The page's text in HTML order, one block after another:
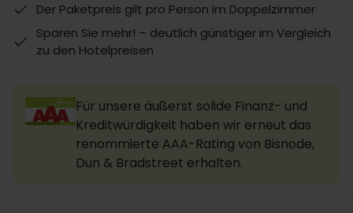
Der Paketpreis gilt pro Person im Doppelzimmer
Sparen Sie mehr! – deutlich günstiger im Vergleich
zu den Hotelpreisen
Für unsere äußerst solide Finanz- und
Kreditwürdigkeit haben wir erneut das
renommierte AAA-Rating von Bisnode,
Dun & Bradstreet erhalten.